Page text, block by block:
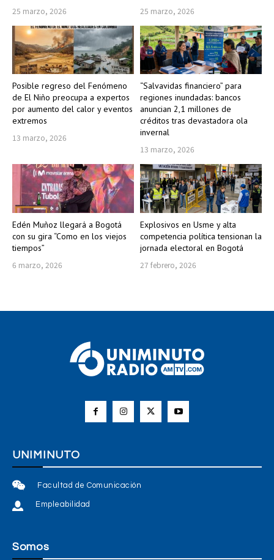
25 marzo, 2026 25 marzo, 2026
Posible regreso del Fenómeno
de El Niño preocupa a expertos
por aumento del calor y eventos
extremos
13 marzo, 2026
“Salvavidas financiero” para
regiones inundadas: bancos
anuncian 2,1 millones de
créditos tras devastadora ola
invernal
13 marzo, 2026
Edén Muñoz llegará a Bogotá
con su gira “Como en los viejos
tiempos”
6 marzo, 2026
Explosivos en Usme y alta
competencia política tensionan la
jornada electoral en Bogotá
27 febrero, 2026
UNIMINUTO
Facultad de Comunicación
Empleabilidad
Somos